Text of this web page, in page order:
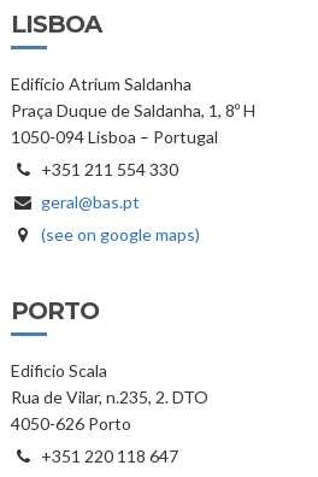
LISBOA
Edifício Atrium Saldanha
Praça Duque de Saldanha, 1, 8º H
1050-094 Lisboa – Portugal
+351 211 554 330
geral@bas.pt
(see on google maps)
PORTO
Edificio Scala
Rua de Vilar, n.235, 2. DTO
4050-626 Porto
+351 220 118 647